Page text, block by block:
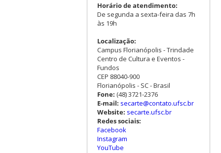
Horário de atendimento:
De segunda a sexta-feira das 7h
às 19h
Localização:
Campus Florianópolis - Trindade
Centro de Cultura e Eventos -
Fundos
CEP 88040-900
Florianópolis - SC - Brasil
Fone: (48) 3721-2376
E-mail: secarte@contato.ufsc.br
Website: secarte.ufsc.br
Redes sociais:
Facebook
Instagram
YouTube